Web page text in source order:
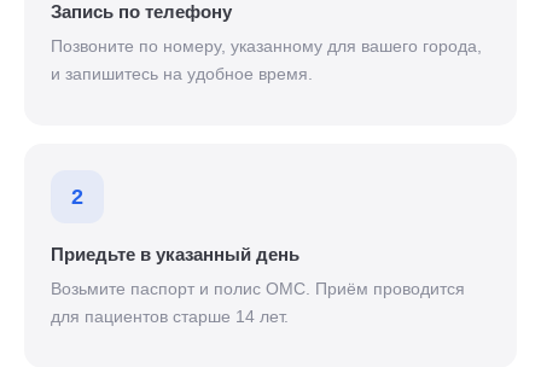
Запись по телефону
Позвоните по номеру, указанному для вашего города,
и запишитесь на удобное время.
2
Приедьте в указанный день
Возьмите паспорт и полис ОМС. Приём проводится
для пациентов старше 14 лет.